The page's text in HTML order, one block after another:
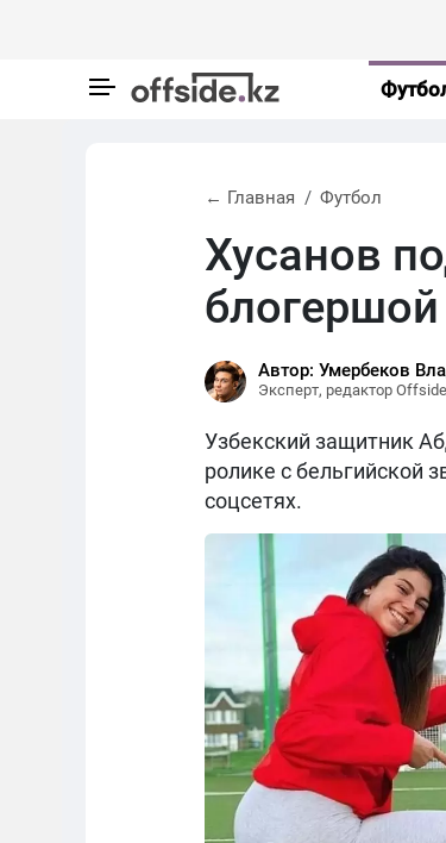
← Главная Футбол
Хусанов
Автор: Умербеков
Эксперт, редактор
Узбекский защитник
ролике с бельгийской
соцсетях.